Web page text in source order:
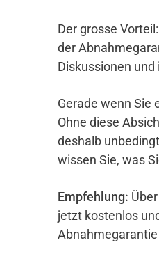
Der grosse
der
Diskussionen
Gerade wenn Sie
Ohne diese
deshalb
wissen Sie, was
Empfehlung: Über
jetzt kostenlos